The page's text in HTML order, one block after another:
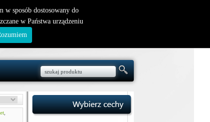
nowy klient
w sposób dostosowany do
w Państwa urządzeniu